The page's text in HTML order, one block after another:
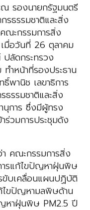
รองนายกรัฐมนตรี
รธรรมชาติและสิ่ง
ณะกรรมการสิ่ง
มื่อวันที่ 26 ตุลาคม
ลัดกระทรวง
ำหน้าที่รองประธาน
พานิช เลขาธิการ
ธรรมชาติและสิ่ง
นุการ ซึ่งมีผู้ทรง
วมการประชุมดัง
คณะกรรมการสิ่ง
ารแก้ไขปัญหาฝุ่นพิษ
บเคลื่อนแผนปฏิบัติ
ไขปัญหามลพิษด้าน
ญหาฝุ่นพิษ PM2.5 ปี